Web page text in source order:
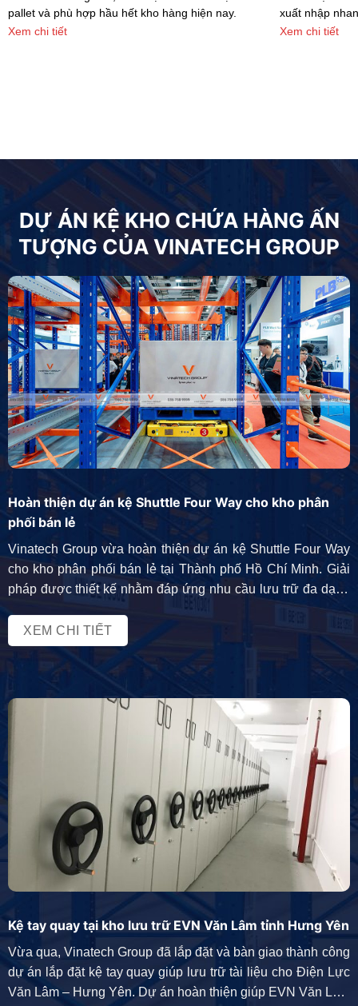
pallet và phù hợp hầu hết kho hàng hiện nay.
Xem chi tiết
xuất nhập
Xem chi tiết
DỰ ÁN KỆ KHO CHỨA HÀNG ẤN
TƯỢNG CỦA VINATECH GROUP
Hoàn thiện dự án kệ Shuttle Four Way cho kho phân
phối bán lẻ
Vinatech Group vừa hoàn thiện dự án kệ Shuttle Four Way
cho kho phân phối bán lẻ tại Thành phố Hồ Chí Minh. Giải
pháp được thiết kế nhằm đáp ứng nhu cầu lưu trữ đa dạng
hàng hóa với hàng nghìn mã SKU, đồng thời tối ưu hiệu
suất vận hành và khả năng […]
XEM CHI TIẾT
Kệ tay quay tại kho lưu trữ EVN Văn Lâm tỉnh Hưng Yên
Vừa qua, Vinatech Group đã lắp đặt và bàn giao thành công
dự án lắp đặt kệ tay quay giúp lưu trữ tài liệu cho Điện Lực
Văn Lâm – Hưng Yên. Dự án hoàn thiện giúp EVN Văn Lâm